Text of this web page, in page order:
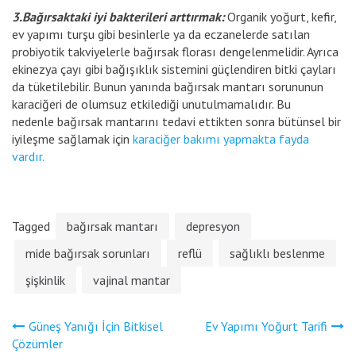
3.Bağırsaktaki iyi bakterileri arttırmak:Organik yoğurt, kefir,
ev yapımı turşu gibi besinlerle ya da eczanelerde satılan
probiyotik takviyelerle bağırsak florası dengelenmelidir. Ayrıca
ekinezya çayı gibi bağışıklık sistemini güçlendiren bitki çayları
da tüketilebilir. Bunun yanında bağırsak mantarı sorununun
karaciğeri de olumsuz etkilediği unutulmamalıdır. Bu
nedenle bağırsak mantarını tedavi ettikten sonra bütünsel bir
iyileşme sağlamak için karaciğer bakımı yapmakta fayda
vardır.
Tagged bağırsak mantarı
depresyon
mide bağırsak sorunları
reflü
sağlıklı beslenme
şişkinlik
vajinal mantar
Yazı
gezinmesi
Güneş Yanığı İçin Bitkisel
Çözümler
Ev Yapımı Yoğurt Tarifi